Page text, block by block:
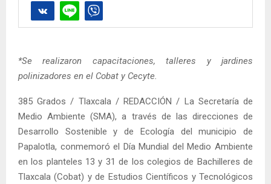
*Se realizaron capacitaciones, talleres y jardines
polinizadores en el Cobat y Cecyte.
385 Grados / Tlaxcala / REDACCIÓN / La Secretaría de
Medio Ambiente (SMA), a través de las direcciones de
Desarrollo Sostenible y de Ecología del municipio de
Papalotla, conmemoró el Día Mundial del Medio Ambiente
en los planteles 13 y 31 de los colegios de Bachilleres de
Tlaxcala (Cobat) y de Estudios Científicos y Tecnológicos